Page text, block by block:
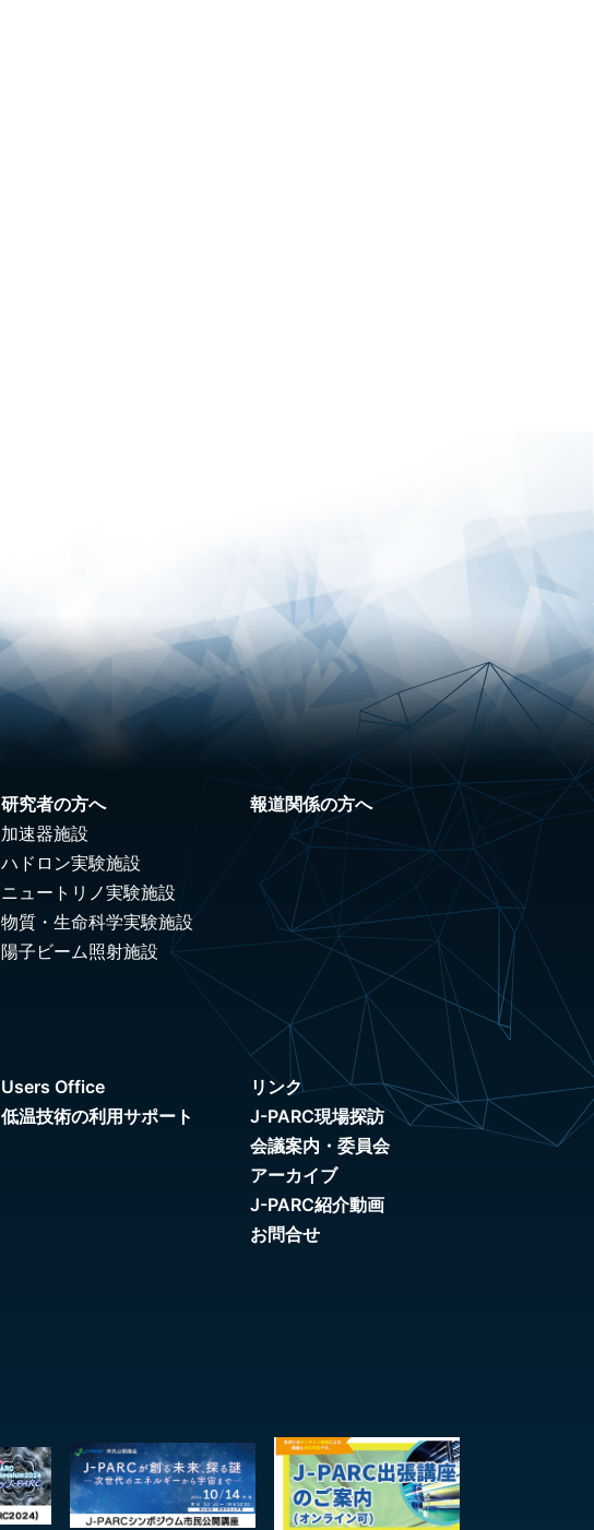
研究者の方へ
加速器施設
ハドロン実験施設
ニュートリノ実験施設
物質・生命科学実験施設
陽子ビーム照射施設
報道関係の方へ
Users Office
低温技術の利用サポート
リンク
J-PARC現場探訪
会議案内・委員会
アーカイブ
J-PARC紹介動画
お問合せ